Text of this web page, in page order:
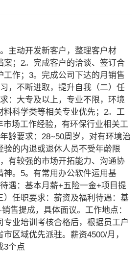
主动开发新客户，整理客户材
案；2。完成客户的洽谈、签订合
工作；3。完成公司下达的月销售
，不断进取，提升自我（二）任
：大专及以上，专业不限，环境
料科学类等相关专业优先；2。工
市场工作经验，有环保行业相关工
龄要求：28~50周岁，对有环境治
验的内退或退休人员不受年龄限
有较强的市场开拓能力、沟通协
神。5。有常用办公软件运用基
遇：基本月薪+五险一金+项目提
）任职要求：薪资及福利待遇：基
售提成，具体面议。工作地点：
专业培训考核合格后，根据员工户
区域优先派驻。薪资4500/月，
3个点